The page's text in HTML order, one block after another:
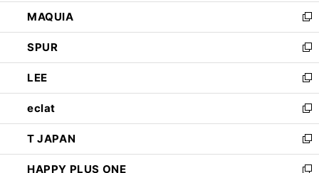
ン
ド
ウ
で
開
く
ウ
ィ
ン
ド
ウ
で
開
く
し
い
ウ
ィ
ン
ド
ウ
で
開
く
MAQUIA
新
し
い
ウ
ィ
ン
ド
ウ
で
開
く
SPUR
新
し
い
ウ
ィ
ン
ド
ウ
で
LEE
新
し
い
ウ
ィ
ン
ド
eclat
新
し
い
ウ
ィ
T JAPAN
新
し
HAPPY PLUS ONE